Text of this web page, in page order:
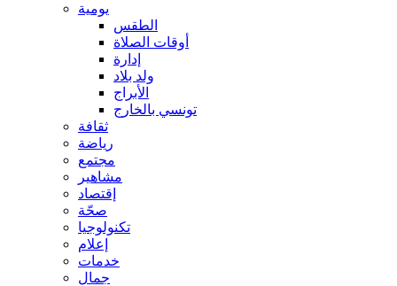
يومية
الطقس
أوقات الصلاة
إدارة
ولد بلاد
الأبراج
تونسي بالخارج
ثقافة
رياضة
مجتمع
مشاهير
إقتصاد
صحّة
تكنولوجيا
إعلام
خدمات
جمال